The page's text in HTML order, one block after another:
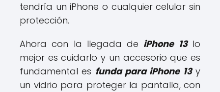
tendría un iPhone o cualquier celular sin
protección.
Ahora con la llegada de iPhone 13lo
mejor es cuidarlo y un accesorio que es
fundamental es funda para iPhone 13y
un vidrio para proteger la pantalla, con